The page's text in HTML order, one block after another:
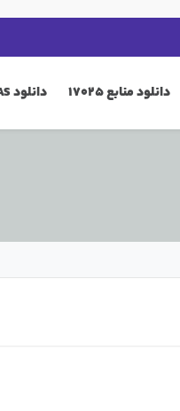
دانلود منابع 17025 دانلود QIP PSA STAS